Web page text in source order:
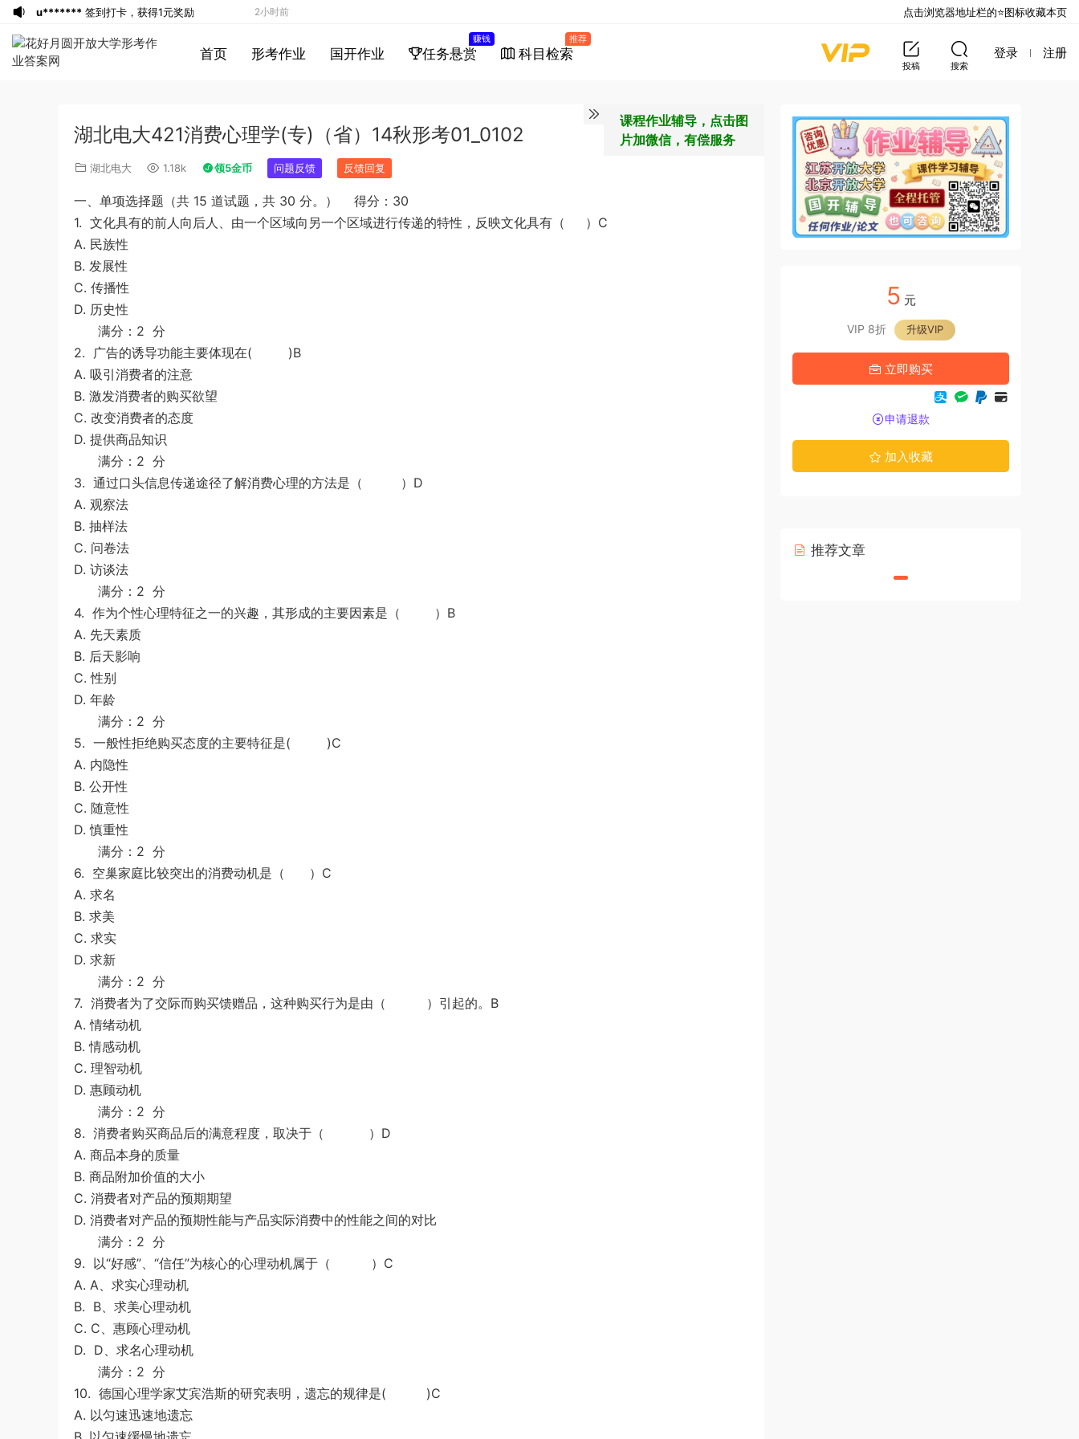
首页 形考作业 国开作业 任务悬赏
赚钱
科目检索
推荐
投稿 搜索
登录 注册
湖北电大421消费心理学(专)（省）14秋形考01_0102
湖北电大 1.18k 领5金币 问题反馈 反馈回复
一、单项选择题（共 15 道试题，共 30 分。） 得分：30
1. 文化具有的前人向后人、由一个区域向另一个区域进行传递的特性，反映文化具有（ ）C
A. 民族性
B. 发展性
C. 传播性
D. 历史性
满分：2 分
2. 广告的诱导功能主要体现在( )B
A. 吸引消费者的注意
B. 激发消费者的购买欲望
C. 改变消费者的态度
D. 提供商品知识
满分：2 分
3. 通过口头信息传递途径了解消费心理的方法是（ ）D
A. 观察法
B. 抽样法
C. 问卷法
D. 访谈法
满分：2 分
4. 作为个性心理特征之一的兴趣，其形成的主要因素是（ ）B
A. 先天素质
B. 后天影响
C. 性别
D. 年龄
满分：2 分
5. 一般性拒绝购买态度的主要特征是( )C
A. 内隐性
B. 公开性
C. 随意性
D. 慎重性
满分：2 分
6. 空巢家庭比较突出的消费动机是（ ）C
A. 求名
B. 求美
C. 求实
D. 求新
满分：2 分
7. 消费者为了交际而购买馈赠品，这种购买行为是由（ ）引起的。B
A. 情绪动机
B. 情感动机
C. 理智动机
D. 惠顾动机
满分：2 分
8. 消费者购买商品后的满意程度，取决于（ ）D
A. 商品本身的质量
B. 商品附加价值的大小
C. 消费者对产品的预期期望
D. 消费者对产品的预期性能与产品实际消费中的性能之间的对比
满分：2 分
9. 以“好感”、“信任”为核心的心理动机属于（ ）C
A. A、求实心理动机
B. B、求美心理动机
C. C、惠顾心理动机
D. D、求名心理动机
满分：2 分
10. 德国心理学家艾宾浩斯的研究表明，遗忘的规律是( )C
A. 以匀速迅速地遗忘
课程作业辅导，点击图
片加微信，有偿服务
5 元
VIP 8折 升级VIP
立即购买
申请退款
加入收藏
推荐文章
u******* 签到打卡，获得1元奖励 2小时前
u*******签到打卡，获得1元奖励
游客下载了资源
2013年921公务员考试
2小时前
下载了资源2016年河南公务员考试
5小时前
6小时前
8小时前
下载了资源2019年广东公务员考试
《行测》真题（县级）答案及解析
41分钟前
下载了资源2004年广东公务员考试
《行测》真题(下半年）答案及解析
41分钟前
u*******下载了资源
從起床到就寢，用大腦喜歡的模式，活出
創意、健康與生產力的最高生活法
下载了资源
從起床到就寢，用大腦喜歡的模式，活出
創意、健康與生產力的最高生活法
投稿收入增加10块钱
购买了资源順著大腦來生活：
從起床到就寢，用大腦喜歡的模式，活出
創意、健康與生產力的最高生活法
u******* 加入了本站 60分钟前
u******* 加入了本站
点击浏览器地址栏的⭐图标收藏本页